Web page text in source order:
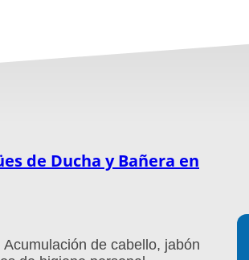
de Ducha y Bañera en
Acumulación de cabello, jabón